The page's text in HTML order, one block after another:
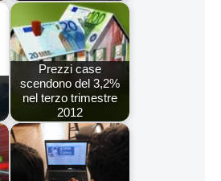
Prezzi case
scendono del 3,2%
nel terzo trimestre
2012